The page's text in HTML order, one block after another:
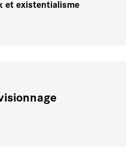
et existentialisme